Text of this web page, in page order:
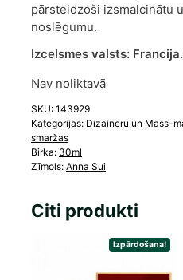
pārsteidzoši izsmalcinātu
noslēgumu.
Izcelsmes valsts: Francija.
Nav noliktavā
SKU: 143929
Kategorijas: Dizaineru un Mass-
smaržas
Birka: 30ml
Zīmols: Anna Sui
Citi produkti
Izpārdošana!